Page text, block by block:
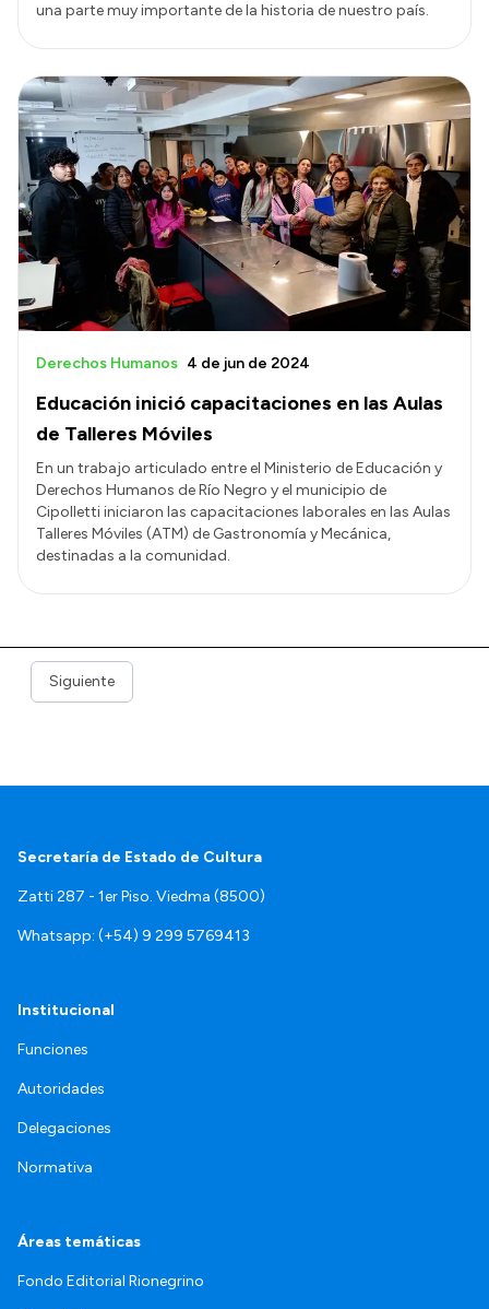
una parte muy importante de la historia de nuestro país.
Educación inició capacitaciones en las Aulas
de Talleres Móviles
Derechos Humanos 4 de jun de 2024
En un trabajo articulado entre el Ministerio de Educación y
Derechos Humanos de Río Negro y el municipio de
Cipolletti iniciaron las capacitaciones laborales en las Aulas
Talleres Móviles (ATM) de Gastronomía y Mecánica,
destinadas a la comunidad.
Siguiente
Secretaría de Estado de Cultura
Zatti 287 - 1er Piso. Viedma (8500)
Whatsapp: (+54) 9 299 5769413
Institucional
Funciones
Autoridades
Delegaciones
Normativa
Áreas temáticas
Fondo Editorial Rionegrino